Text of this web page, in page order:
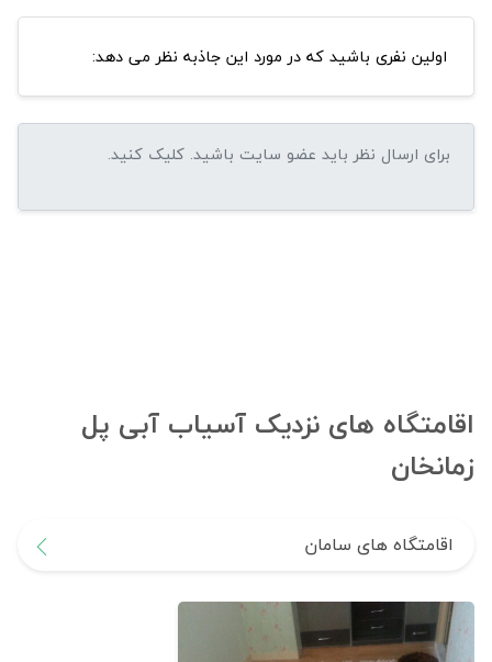
اولین نفری باشید که در مورد این جاذبه نظر می دهد:
اقامتگاه های نزدیک آسیاب آبی پل
زمانخان
اقامتگاه های سامان